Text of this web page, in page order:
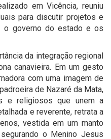
em Vicência, reuniu
para discutir projetos e
o governo do estado e os
da integração regional
canavieira. Em um gesto
com uma imagem de
de Nazaré da Mata,
e religiosos que unem a
e reverente, retrata a
vestida em um manto
o Menino Jesus